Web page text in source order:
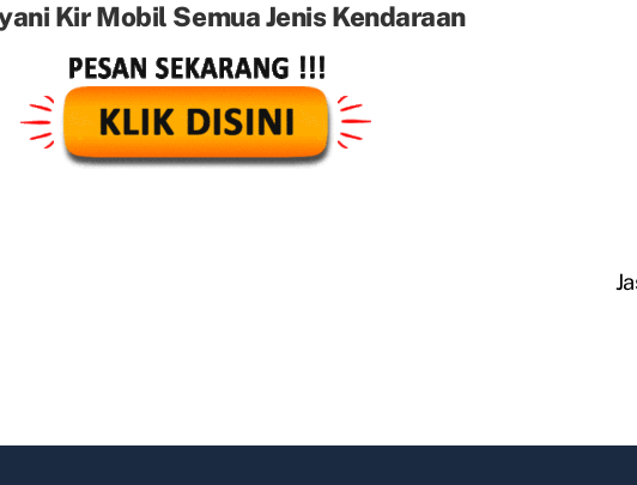
Kir Mobil Semua Jenis Kendaraan